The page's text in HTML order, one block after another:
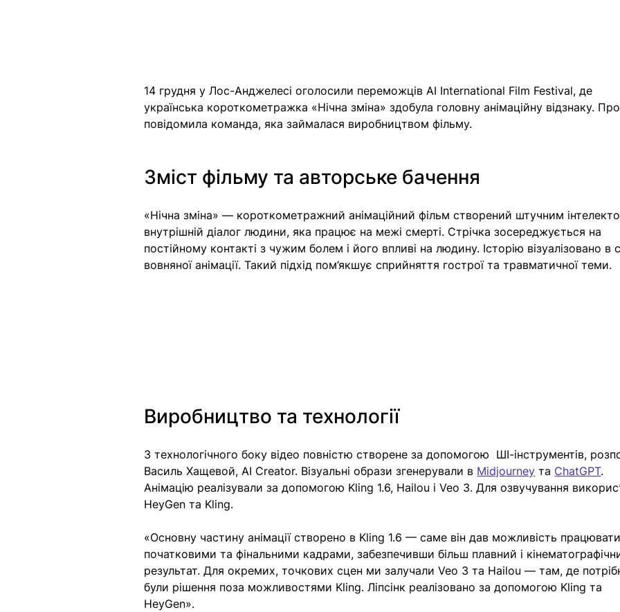
14 грудня у Лос-Анджелесі оголосили переможців AI International Film Festival, де
українська короткометражка «Нічна зміна» здобула головну анімаційну відзнаку.
повідомила команда, яка займалася виробництвом фільму.
Зміст фільму та авторське бачення
«Нічна зміна» — короткометражний анімаційний фільм створений штучним
внутрішній діалог людини, яка працює на межі смерті. Стрічка зосереджується на
постійному контакті з чужим болем і його впливі на людину. Історію візуалізовано в
вовняної анімації. Такий підхід пом’якшує сприйняття гострої та травматичної теми.
Виробництво та технології
З технологічного боку відео повністю створене за допомогою  ШІ-інструментів,
Василь Хащевой, AI Creator. Візуальні образи згенерували в Midjourney та ChatGPT.
Анімацію реалізували за допомогою Kling 1.6, Hailou і Veo 3. Для озвучування
HeyGen та Kling.
«Основну частину анімації створено в Kling 1.6 — саме він дав можливість
початковими та фінальними кадрами, забезпечивши більш плавний і
результат. Для окремих, точкових сцен ми залучали Veo 3 та Hailou — там, де
були рішення поза можливостями Kling. Ліпсінк реалізовано за допомогою Kling та
HeyGen».